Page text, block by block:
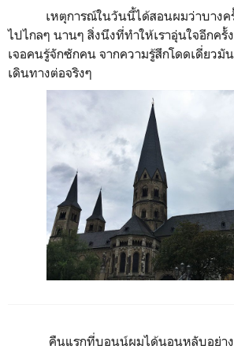
เหตุการณ์ในวันนี้ได้สอนผมว่าบางค
ไปไกลๆ นานๆ สิ่งนึงที่ทำให้เราอุ่นใจอีกค
เจอคนรู้จักซักคน จากความรู้สึกโดดเดี่ยวมัน
เดินทางต่อจริงๆ
คืนแรกที่บอนน์ผมได้นอนหลับอย่างเ